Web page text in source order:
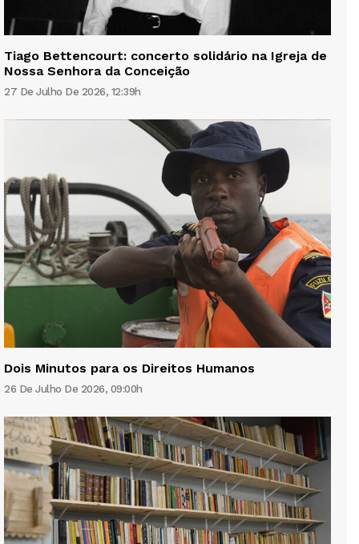
Tiago Bettencourt: concerto solidário na Igreja de
Nossa Senhora da Conceição
27 De Julho De 2026, 12:39h
Dois Minutos para os Direitos Humanos
26 De Julho De 2026, 09:00h